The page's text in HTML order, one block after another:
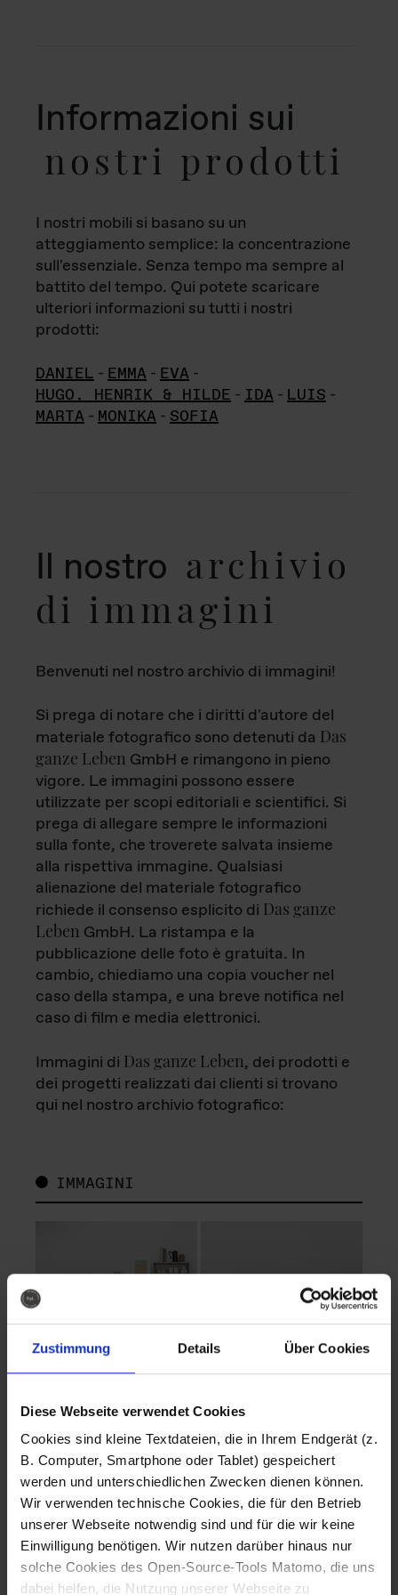
Zustimmung Details Über Cookies
Diese Webseite verwendet Cookies
Cookies sind kleine Textdateien, die in Ihrem Endgerät (z.
B. Computer, Smartphone oder Tablet) gespeichert
werden und unterschiedlichen Zwecken dienen können.
Wir verwenden technische Cookies, die für den Betrieb
unserer Webseite notwendig sind und für die wir keine
Einwilligung benötigen. Wir nutzen darüber hinaus nur
solche Cookies des Open-Source-Tools Matomo, die uns
dabei helfen, die Nutzung unserer Webseite zu
Informazioni sui
nostri prodotti
I nostri mobili si basano su un
atteggiamento semplice: la concentrazione
sull'essenziale. Senza tempo ma sempre al
battito del tempo. Qui potete scaricare
ulteriori informazioni su tutti i nostri
prodotti:
DANIEL - EMMA - EVA -
HUGO, HENRIK & HILDE - IDA - LUIS -
MARTA - MONIKA - SOFIA
Il nostro archivio
di immagini
Benvenuti nel nostro archivio di immagini!
Si prega di notare che i diritti d'autore del
materiale fotografico sono detenuti da Das
ganze Leben GmbH e rimangono in pieno
vigore. Le immagini possono essere
utilizzate per scopi editoriali e scientifici. Si
prega di allegare sempre le informazioni
sulla fonte, che troverete salvata insieme
alla rispettiva immagine. Qualsiasi
alienazione del materiale fotografico
richiede il consenso esplicito di Das ganze
Leben GmbH. La ristampa e la
pubblicazione delle foto è gratuita. In
cambio, chiediamo una copia voucher nel
caso della stampa, e una breve notifica nel
caso di film e media elettronici.
Immagini di Das ganze Leben, dei prodotti e
dei progetti realizzati dai clienti si trovano
qui nel nostro archivio fotografico:
IMMAGINI
Fotografo: Lorenz
Sternbach
Download
Fotografo: Lorenz
Sternbach
Download